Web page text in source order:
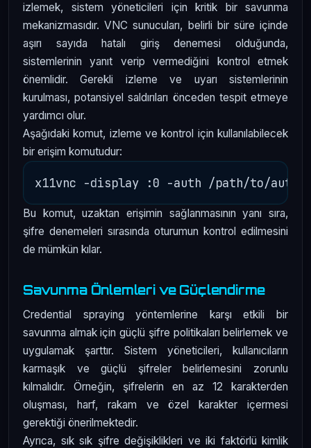
izlemek, sistem yöneticileri için kritik bir savunma
mekanizmasıdır. VNC sunucuları, belirli bir süre içinde
aşırı sayıda hatalı giriş denemesi olduğunda,
sistemlerinin yanıt verip vermediğini kontrol etmek
önemlidir. Gerekli izleme ve uyarı sistemlerinin
kurulması, potansiyel saldırıları önceden tespit etmeye
yardımcı olur.
Aşağıdaki komut, izleme ve kontrol için kullanılabilecek
bir erişim komutudur:
Bu komut, uzaktan erişimin sağlanmasının yanı sıra,
şifre denemeleri sırasında oturumun kontrol edilmesini
de mümkün kılar.
Savunma Önlemleri ve Güçlendirme
Credential spraying yöntemlerine karşı etkili bir
savunma almak için güçlü şifre politikaları belirlemek ve
uygulamak şarttır. Sistem yöneticileri, kullanıcıların
karmaşık ve güçlü şifreler belirlemesini zorunlu
kılmalıdır. Örneğin, şifrelerin en az 12 karakterden
oluşması, harf, rakam ve özel karakter içermesi
gerektiği önerilmektedir.
Ayrıca, sık sık şifre değişiklikleri ve iki faktörlü kimlik